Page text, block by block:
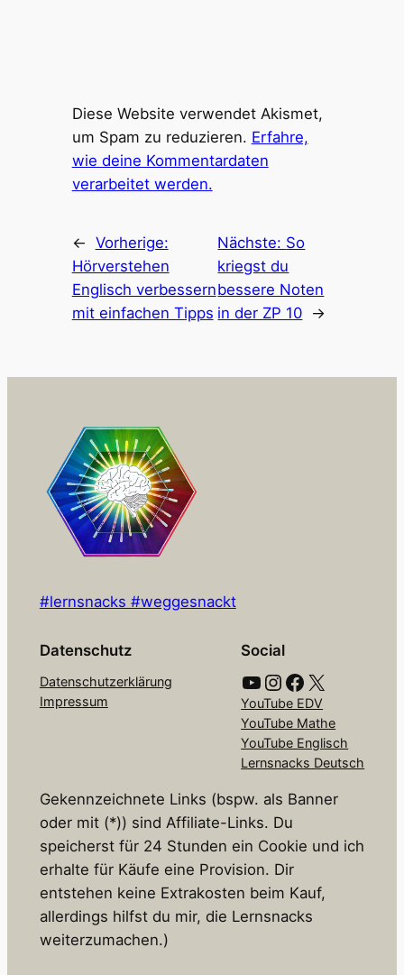
Diese Website verwendet Akismet,
um Spam zu reduzieren. Erfahre,
wie deine Kommentardaten
verarbeitet werden.
← Vorherige:
Hörverstehen
Englisch verbessern
mit einfachen Tipps
Nächste: So
kriegst du
bessere Noten
in der ZP 10 →
#lernsnacks #weggesnackt
Datenschutz
Datenschutzerklärung
Impressum
Social
YouTube Instagram Facebook X
YouTube EDV
YouTube Mathe
YouTube Englisch
Lernsnacks Deutsch
Gekennzeichnete Links (bspw. als Banner
oder mit (*)) sind Affiliate-Links. Du
speicherst für 24 Stunden ein Cookie und ich
erhalte für Käufe eine Provision. Dir
entstehen keine Extrakosten beim Kauf,
allerdings hilfst du mir, die Lernsnacks
weiterzumachen.)